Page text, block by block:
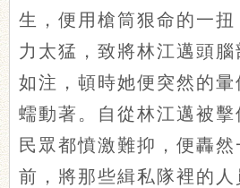
生，便用槍筒狠命的一扭
力太猛，致將林江邁頭
如注，頓時她便突然的
蠕動著。自從林江邁被
民眾都憤激難抑，便轟然
前，將那些緝私隊裡的